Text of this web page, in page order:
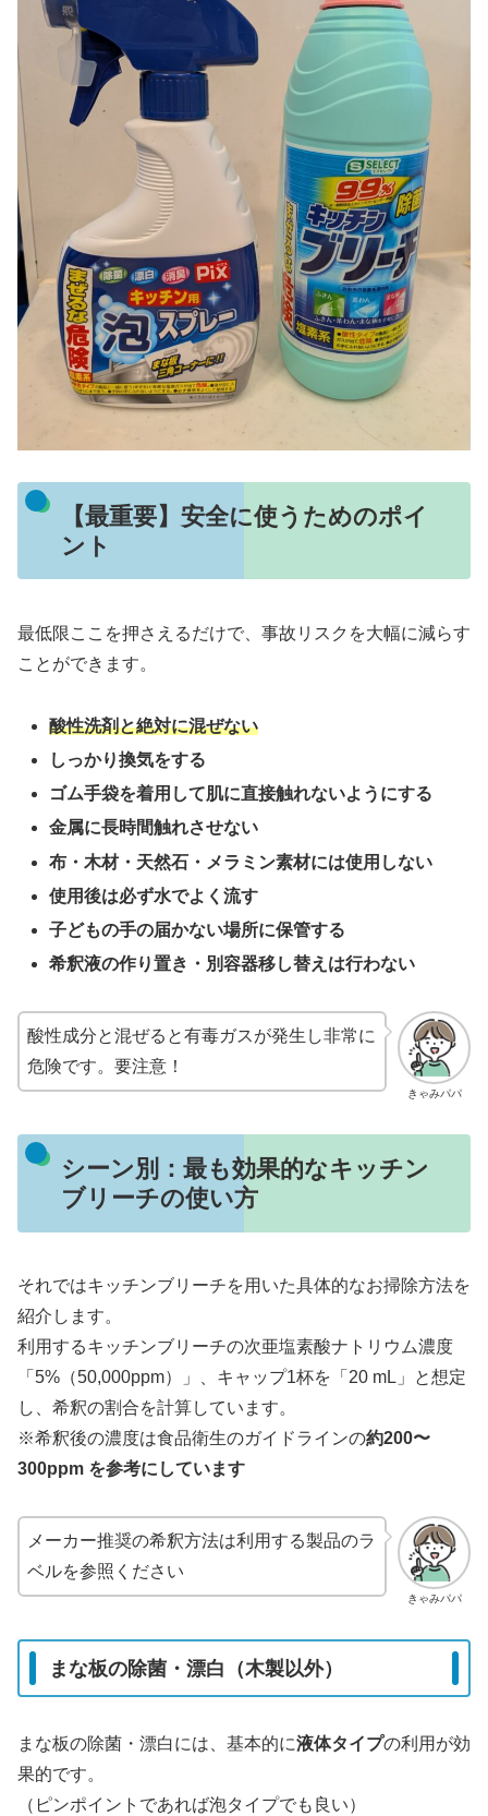
【最重要】安全に使うためのポイ
ント
最低限ここを押さえるだけで、事故リスクを大幅に減らす
ことができます。
酸性洗剤と絶対に混ぜない
しっかり換気をする
ゴム手袋を着用して肌に直接触れないようにする
金属に長時間触れさせない
布・木材・天然石・メラミン素材には使用しない
使用後は必ず水でよく流す
子どもの手の届かない場所に保管する
希釈液の作り置き・別容器移し替えは行わない
きゃみパパ
酸性成分と混ぜると有毒ガスが発生し非常に
危険です。要注意！
シーン別：最も効果的なキッチン
ブリーチの使い方
それではキッチンブリーチを用いた具体的なお掃除方法を
紹介します。
利用するキッチンブリーチの次亜塩素酸ナトリウム濃度
「5%（50,000ppm）」、キャップ1杯を「20 mL」と想定
し、希釈の割合を計算しています。
※希釈後の濃度は食品衛生のガイドラインの約200〜
300ppm を参考にしています
きゃみパパ
メーカー推奨の希釈方法は利用する製品のラ
ベルを参照ください
まな板の除菌・漂白（木製以外）
まな板の除菌・漂白には、基本的に液体タイプの利用が効
果的です。
（ピンポイントであれば泡タイプでも良い）